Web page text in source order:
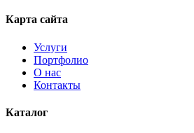
Карта сайта
Услуги
Портфолио
О нас
Контакты
Каталог